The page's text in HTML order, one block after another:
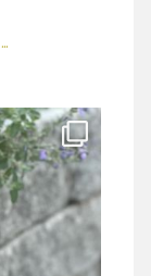
...